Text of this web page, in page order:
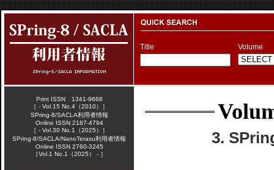
Title Volume
3.
Print ISSN 1341-9668
［ - Vol.15 No.4（2010）］
SPring-8/SACLA利用者情報
Online ISSN 2187-4794
［ - Vol.30 No.1（2025）］
SPring-8/SACLA/NanoTerasu利用者情報
Online ISSN 2760-3245
［Vol.1 No.1（2025） - ］